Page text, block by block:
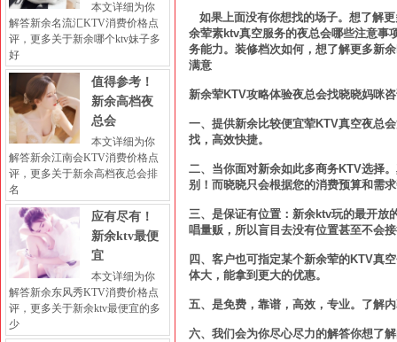
如果上面没有你想找的场子。想了解
余荤素ktv真空服务的夜总会哪些注意事
务能力。装修档次如何，想了解更多新
满意
新余荤KTV攻略体验夜总会找晓晓妈咪
一、提供新余比较便宜荤KTV真空夜总
找，高效快捷。
二、当你面对新余如此多商务KTV选择
别！而晓晓只会根据您的消费预算和需
三、是保证有位置：新余ktv玩的最开放
唱量贩，所以盲目去没有位置甚至不会
四、客户也可指定某个新余荤的KTV真
体大，能拿到更大的优惠。
五、是免费，靠谱，高效，专业。了解
六、我们会为你尽心尽力的解答你想了
本文详细为你
解答新余名流汇KTV消费价格点
评，更多关于新余哪个ktv妹子多
好
值得参考！
新余高档夜
总会
本文详细为你
解答新余江南会KTV消费价格点
评，更多关于新余高档夜总会排
名
应有尽有！
新余ktv最便
宜
本文详细为你
解答新余东风秀KTV消费价格点
评，更多关于新余ktv最便宜的多
少